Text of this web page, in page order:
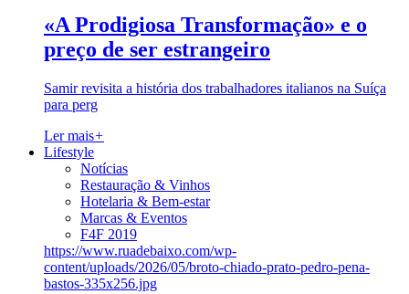
«A Prodigiosa Transformação» e o
preço de ser estrangeiro
Samir revisita a história dos trabalhadores italianos na Suíça
para perg
Ler mais+
Lifestyle
Notícias
Restauração & Vinhos
Hotelaria & Bem-estar
Marcas & Eventos
F4F 2019
https://www.ruadebaixo.com/wp-
content/uploads/2026/05/broto-chiado-prato-pedro-pena-
bastos-335x256.jpg